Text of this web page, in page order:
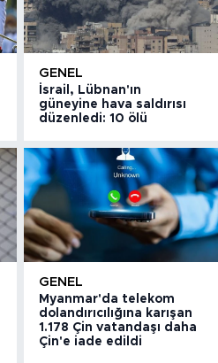
GENEL
İsrail, Lübnan'ın
güneyine hava saldırısı
düzenledi: 10 ölü
GENEL
Myanmar'da telekom
dolandırıcılığına karışan
1.178 Çin vatandaşı daha
Çin'e iade edildi